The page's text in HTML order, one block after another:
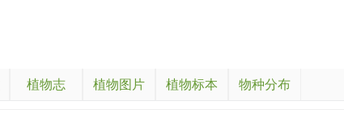
植物志 植物图片 植物标本 物种分布